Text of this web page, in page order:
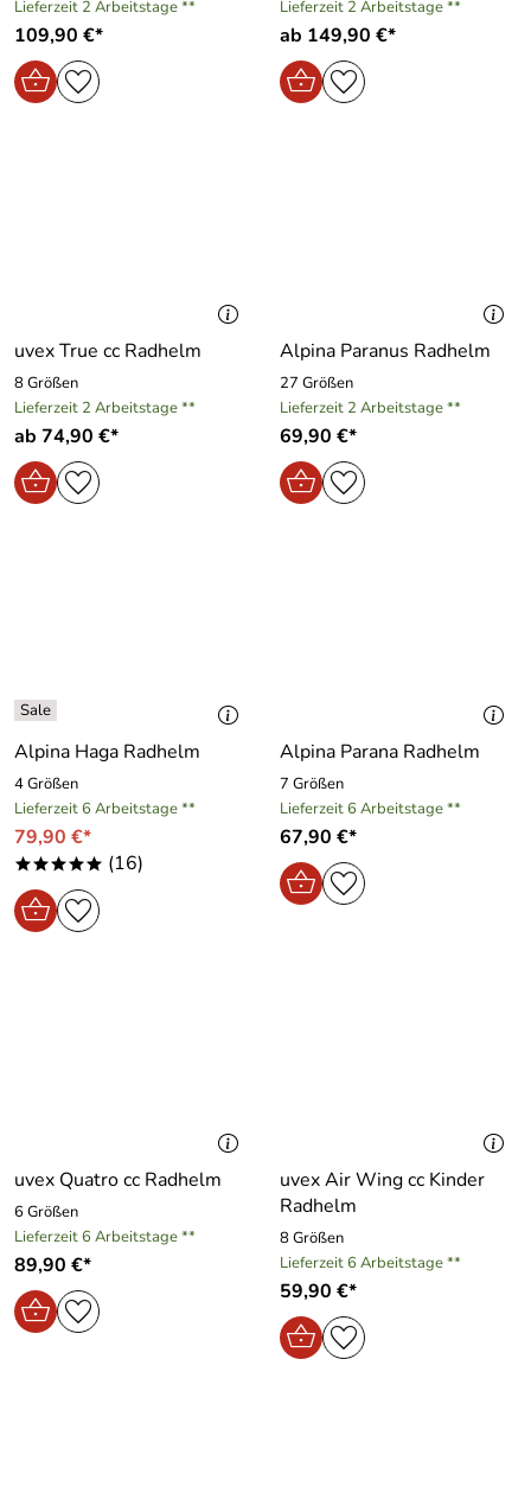
Lieferzeit 2 Arbeitstage **
109,90 €*
Lieferzeit 2 Arbeitstage **
ab 149,90 €*
uvex True cc Radhelm
8 Größen
Lieferzeit 2 Arbeitstage **
ab 74,90 €*
Alpina Paranus Radhelm
27 Größen
Lieferzeit 2 Arbeitstage **
69,90 €*
Alpina Haga Radhelm
4 Größen
Lieferzeit 6 Arbeitstage **
79,90 €*
***** (16)
Alpina Parana Radhelm
7 Größen
Lieferzeit 6 Arbeitstage **
67,90 €*
uvex Quatro cc Radhelm
6 Größen
Lieferzeit 6 Arbeitstage **
89,90 €*
uvex Air Wing cc Kinder
Radhelm
8 Größen
Lieferzeit 6 Arbeitstage **
59,90 €*